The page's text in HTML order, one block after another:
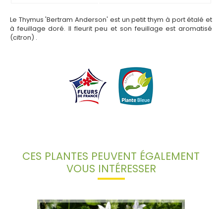
Le Thymus 'Bertram Anderson' est un petit thym à port étalé et
à feuillage doré. Il fleurit peu et son feuillage est aromatisé
(citron) .
CES PLANTES PEUVENT ÉGALEMENT
VOUS INTÉRESSER